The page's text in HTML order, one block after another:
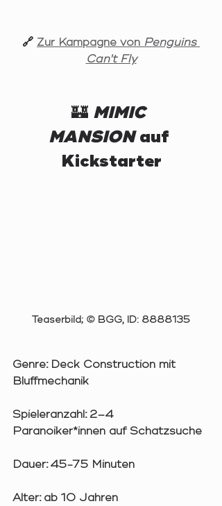
🔗 Zur Kampagne von Penguins
Can't Fly
🏰 MIMIC
MANSION auf
Kickstarter
Teaserbild; © BGG, ID: 8888135
Genre: Deck Construction mit
Bluffmechanik
Spieleranzahl: 2–4
Paranoiker*innen auf Schatzsuche
Dauer: 45-75 Minuten
Alter: ab 10 Jahren